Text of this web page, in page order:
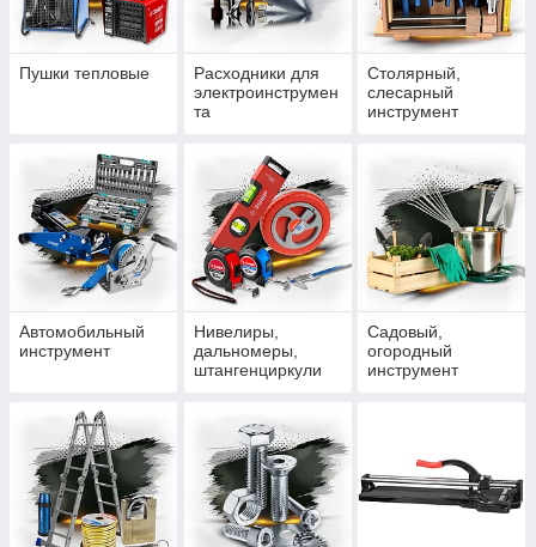
Пушки тепловые
Расходники для
электроинструмен
та
Столярный,
слесарный
инструмент
Автомобильный
инструмент
Нивелиры,
дальномеры,
штангенциркули
Садовый,
огородный
инструмент